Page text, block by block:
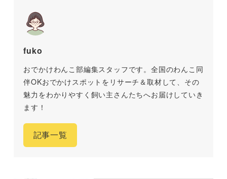
fuko
おでかけわんこ部編集スタッフです。全国のわんこ同
伴OKおでかけスポットをリサーチ＆取材して、その
魅力をわかりやすく飼い主さんたちへお届けしていき
ます！
記事一覧